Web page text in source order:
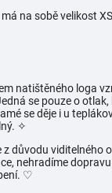
na sobě velikost
natištěného loga
se pouze o
se děje i u
✧
z důvodu viditelného
nehradíme
♡